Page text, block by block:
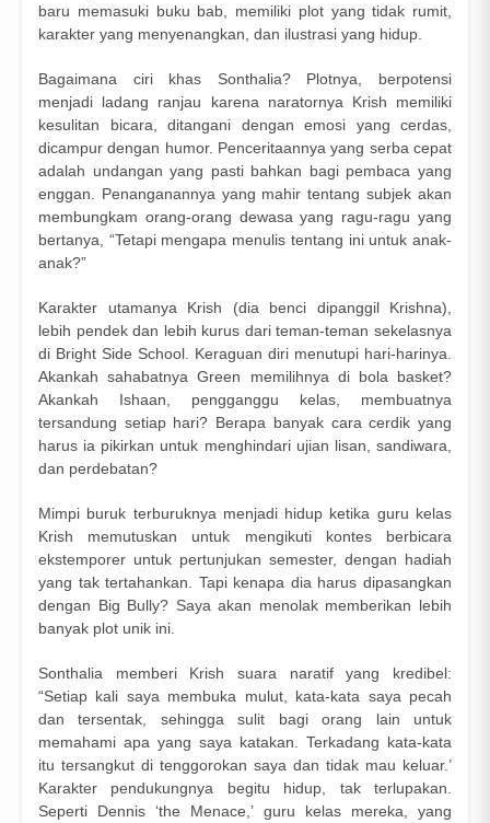
baru memasuki buku bab, memiliki plot yang tidak rumit,
karakter yang menyenangkan, dan ilustrasi yang hidup.
Bagaimana ciri khas Sonthalia? Plotnya, berpotensi
menjadi ladang ranjau karena naratornya Krish memiliki
kesulitan bicara, ditangani dengan emosi yang cerdas,
dicampur dengan humor. Penceritaannya yang serba cepat
adalah undangan yang pasti bahkan bagi pembaca yang
enggan. Penanganannya yang mahir tentang subjek akan
membungkam orang-orang dewasa yang ragu-ragu yang
bertanya, “Tetapi mengapa menulis tentang ini untuk anak-
anak?”
Karakter utamanya Krish (dia benci dipanggil Krishna),
lebih pendek dan lebih kurus dari teman-teman sekelasnya
di Bright Side School. Keraguan diri menutupi hari-harinya.
Akankah sahabatnya Green memilihnya di bola basket?
Akankah Ishaan, pengganggu kelas, membuatnya
tersandung setiap hari? Berapa banyak cara cerdik yang
harus ia pikirkan untuk menghindari ujian lisan, sandiwara,
dan perdebatan?
Mimpi buruk terburuknya menjadi hidup ketika guru kelas
Krish memutuskan untuk mengikuti kontes berbicara
ekstemporer untuk pertunjukan semester, dengan hadiah
yang tak tertahankan. Tapi kenapa dia harus dipasangkan
dengan Big Bully? Saya akan menolak memberikan lebih
banyak plot unik ini.
Sonthalia memberi Krish suara naratif yang kredibel:
“Setiap kali saya membuka mulut, kata-kata saya pecah
dan tersentak, sehingga sulit bagi orang lain untuk
memahami apa yang saya katakan. Terkadang kata-kata
itu tersangkut di tenggorokan saya dan tidak mau keluar.’
Karakter pendukungnya begitu hidup, tak terlupakan.
Seperti Dennis ‘the Menace,’ guru kelas mereka, yang